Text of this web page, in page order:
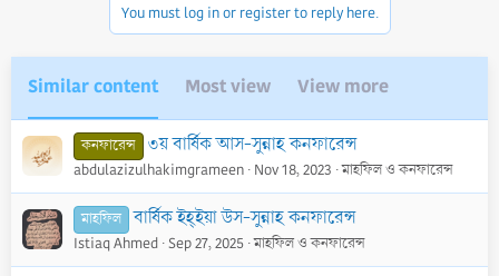
You must log in or register to reply here.
Similar content Most view View more
কনফারেন্স ৩য় বার্ষিক আস-সুন্নাহ কনফারেন্স
abdulazizulhakimgrameen Nov 18, 2023 মাহফিল ও কনফারেন্স
মাহফিল বার্ষিক ইহ্ইয়া উস-সুন্নাহ কনফারেন্স
Istiaq Ahmed Sep 27, 2025 মাহফিল ও কনফারেন্স